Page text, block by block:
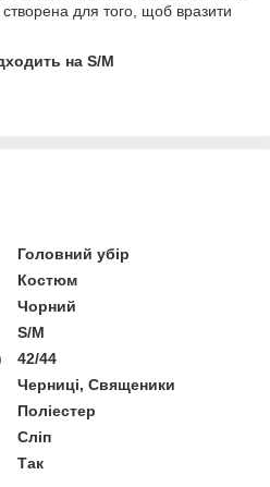
для того, щоб вразити
на S/M
Головний убір
Костюм
Чорний
S/M
42/44
Черниці, Священики
Поліестер
Сліп
Так